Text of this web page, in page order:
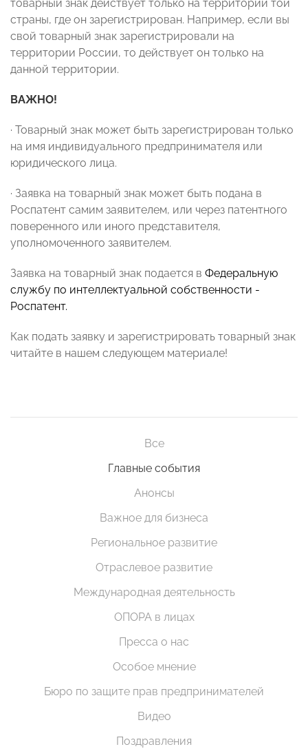
товарный знак действует только на территории той
страны, где он зарегистрирован. Например, если вы
свой товарный знак зарегистрировали на
территории России, то действует он только на
данной территории.
ВАЖНО!
· Товарный знак может быть зарегистрирован только
на имя индивидуального предпринимателя или
юридического лица.
· Заявка на товарный знак может быть подана в
Роспатент самим заявителем, или через патентного
поверенного или иного представителя,
уполномоченного заявителем.
Заявка на товарный знак подается в Федеральную
службу по интеллектуальной собственности -
Роспатент.
Как подать заявку и зарегистрировать товарный знак
читайте в нашем следующем материале!
Все
Главные события
Анонсы
Важное для бизнеса
Региональное развитие
Отраслевое развитие
Международная деятельность
ОПОРА в лицах
Пресса о нас
Особое мнение
Бюро по защите прав предпринимателей
Видео
Поздравления